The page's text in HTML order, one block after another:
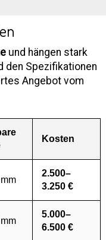
und hängen stark
den Spezifikationen
Angebot vom
Kosten
2.500–
3.250 €
5.000–
6.500 €